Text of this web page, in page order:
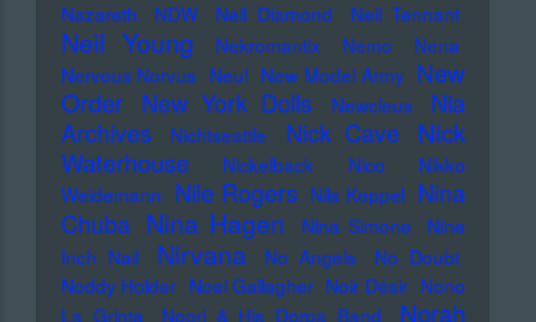
Nazareth
NDW Neil Diamond Neil Tennant
Neil Young Nekromantix Nemo
Nena
Nervous Norvus Neu! New Model Army New
Order New York Dolls Newcleus
Nia
Archives
Nichtseattle Nick Cave
Nick
Waterhouse
Nickelback Nico
Nikko
Weidemann Nile Rogers Nils Keppel Nina
Chuba Nina Hagen Nina Simone
Nine
Inch Nail
Nirvana No Angels
No Doubt
Noddy Holder Noel Gallagher Noir Désir Nono
La Grinta
Noori & His Dorpa Band Norah